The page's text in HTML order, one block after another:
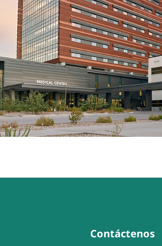
Contáctenos